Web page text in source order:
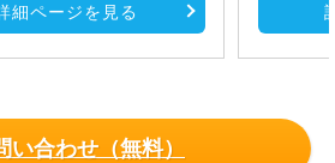
細ページを見る
い合わせ（無料）